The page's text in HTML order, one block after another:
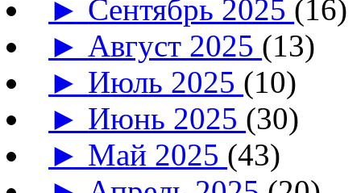
► Сентябрь 2025 (16)
► Август 2025 (13)
► Июль 2025 (10)
► Июнь 2025 (30)
► Май 2025 (43)